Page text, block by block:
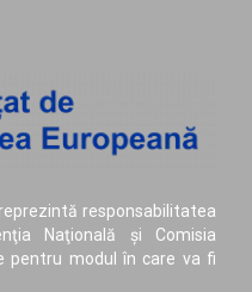
responsabilitatea
Naţională şi Comisia
pentru modul în care va fi